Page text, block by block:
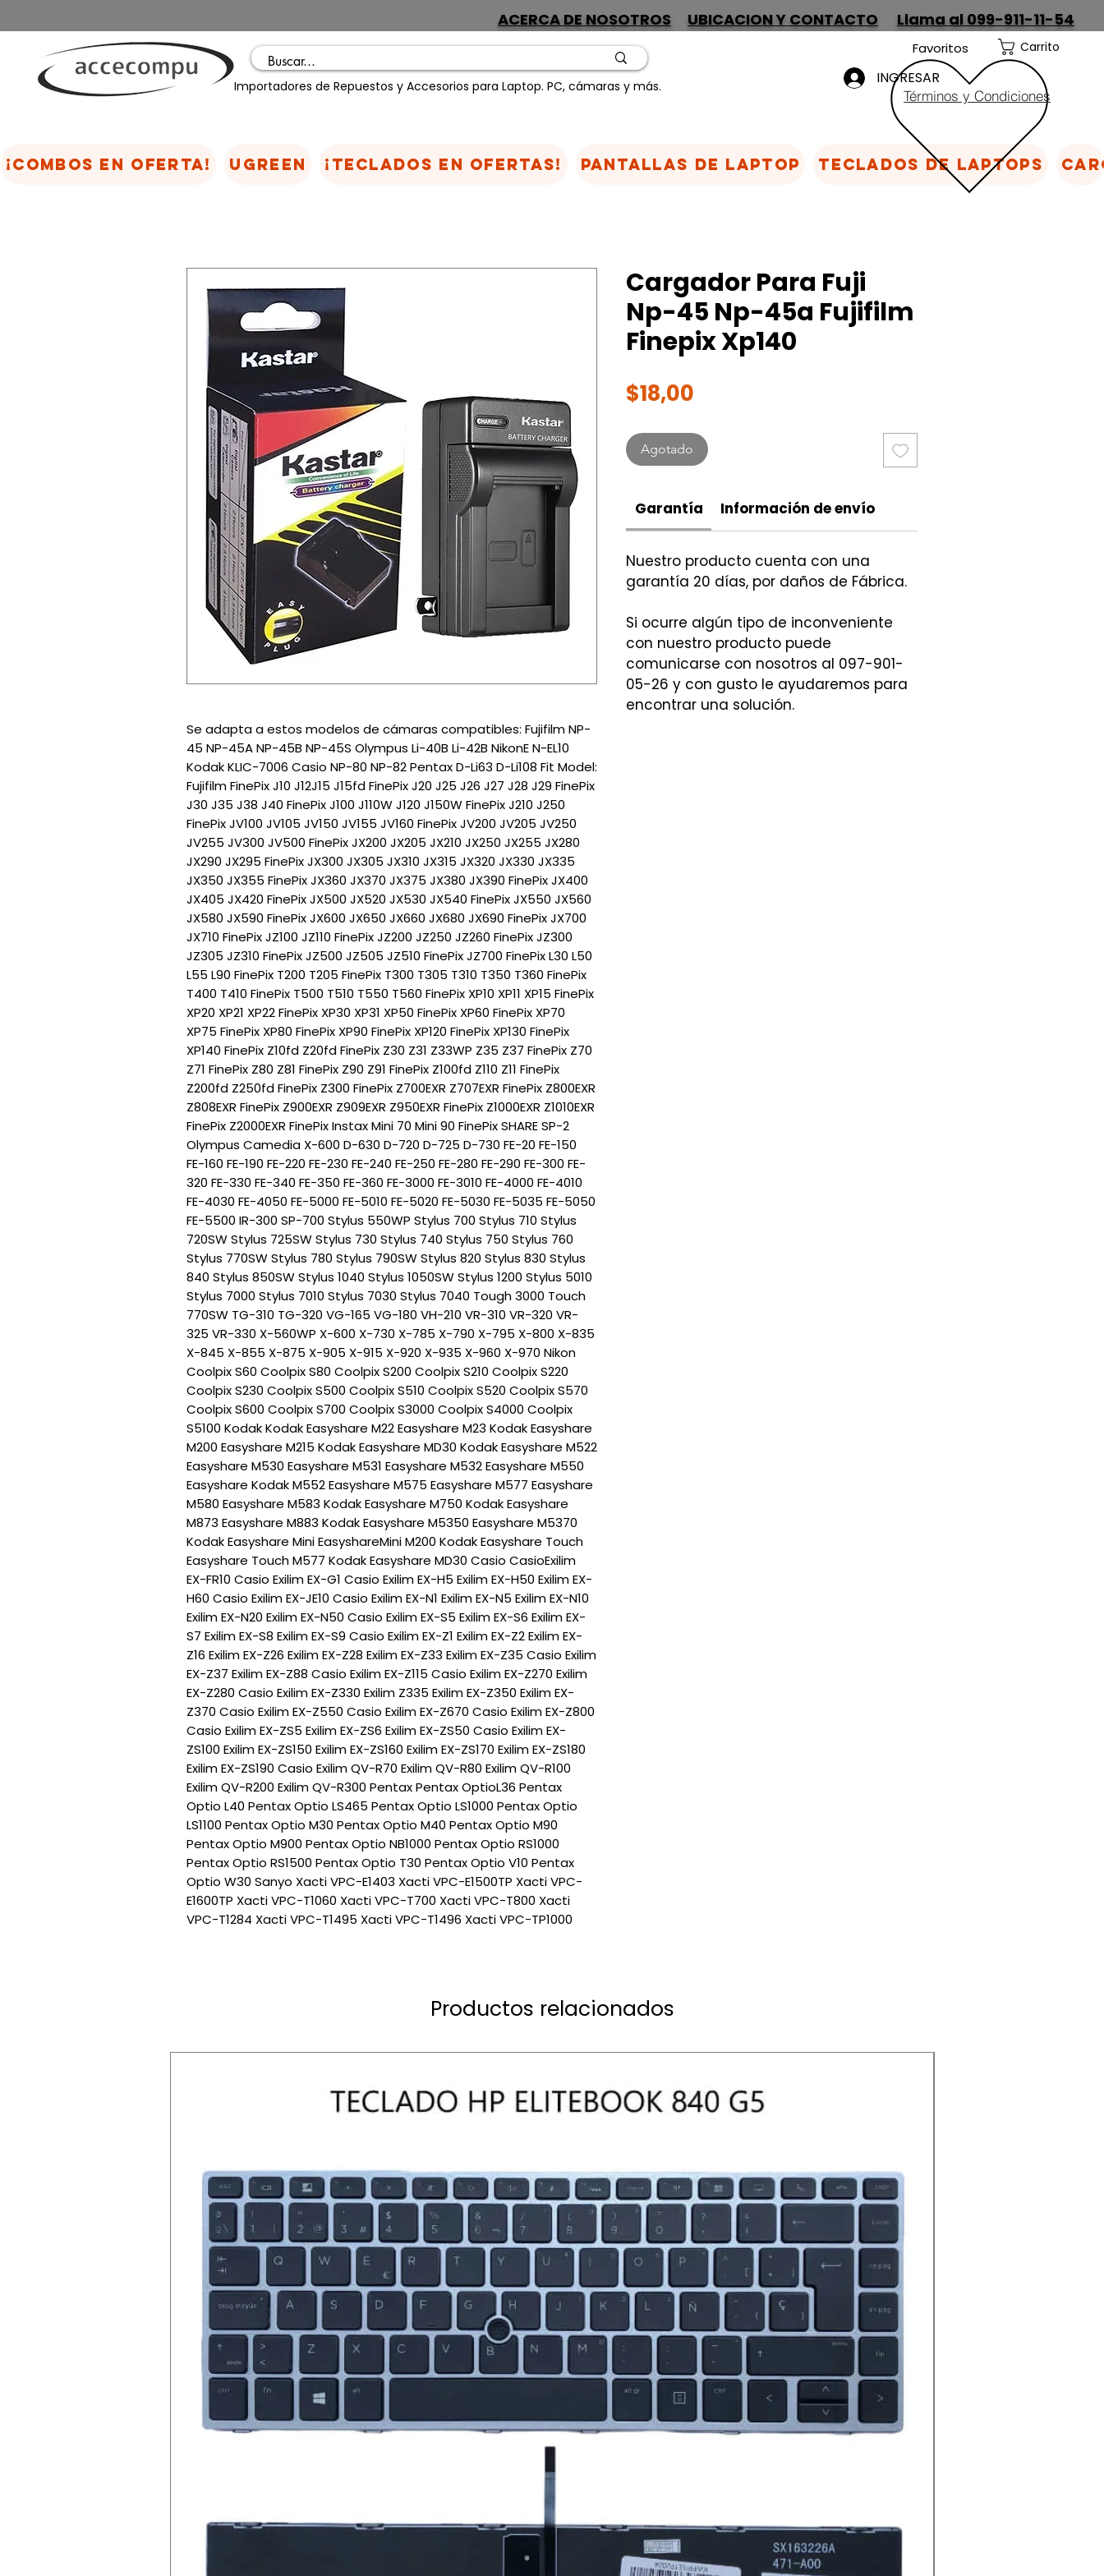
ACERCA DE NOSOTROS UBICACION Y CONTACTO Llama al 099-911-11-54
Importadores de Repuestos y Accesorios para Laptop. PC, cámaras y más.
Favoritos Carrito
Términos y Condiciones
INGRESAR
Se adapta a estos modelos de cámaras compatibles: Fujifilm NP-
45 NP-45A NP-45B NP-45S Olympus Li-40B Li-42B NikonE N-EL10
Kodak KLIC-7006 Casio NP-80 NP-82 Pentax D-Li63 D-Li108 Fit Model:
Fujifilm FinePix J10 J12J15 J15fd FinePix J20 J25 J26 J27 J28 J29 FinePix
J30 J35 J38 J40 FinePix J100 J110W J120 J150W FinePix J210 J250
FinePix JV100 JV105 JV150 JV155 JV160 FinePix JV200 JV205 JV250
JV255 JV300 JV500 FinePix JX200 JX205 JX210 JX250 JX255 JX280
JX290 JX295 FinePix JX300 JX305 JX310 JX315 JX320 JX330 JX335
JX350 JX355 FinePix JX360 JX370 JX375 JX380 JX390 FinePix JX400
JX405 JX420 FinePix JX500 JX520 JX530 JX540 FinePix JX550 JX560
JX580 JX590 FinePix JX600 JX650 JX660 JX680 JX690 FinePix JX700
JX710 FinePix JZ100 JZ110 FinePix JZ200 JZ250 JZ260 FinePix JZ300
JZ305 JZ310 FinePix JZ500 JZ505 JZ510 FinePix JZ700 FinePix L30 L50
L55 L90 FinePix T200 T205 FinePix T300 T305 T310 T350 T360 FinePix
T400 T410 FinePix T500 T510 T550 T560 FinePix XP10 XP11 XP15 FinePix
XP20 XP21 XP22 FinePix XP30 XP31 XP50 FinePix XP60 FinePix XP70
XP75 FinePix XP80 FinePix XP90 FinePix XP120 FinePix XP130 FinePix
XP140 FinePix Z10fd Z20fd FinePix Z30 Z31 Z33WP Z35 Z37 FinePix Z70
Z71 FinePix Z80 Z81 FinePix Z90 Z91 FinePix Z100fd Z110 Z11 FinePix
Z200fd Z250fd FinePix Z300 FinePix Z700EXR Z707EXR FinePix Z800EXR
Z808EXR FinePix Z900EXR Z909EXR Z950EXR FinePix Z1000EXR Z1010EXR
FinePix Z2000EXR FinePix Instax Mini 70 Mini 90 FinePix SHARE SP-2
Olympus Camedia X-600 D-630 D-720 D-725 D-730 FE-20 FE-150
FE-160 FE-190 FE-220 FE-230 FE-240 FE-250 FE-280 FE-290 FE-300 FE-
320 FE-330 FE-340 FE-350 FE-360 FE-3000 FE-3010 FE-4000 FE-4010
FE-4030 FE-4050 FE-5000 FE-5010 FE-5020 FE-5030 FE-5035 FE-5050
FE-5500 IR-300 SP-700 Stylus 550WP Stylus 700 Stylus 710 Stylus
720SW Stylus 725SW Stylus 730 Stylus 740 Stylus 750 Stylus 760
Stylus 770SW Stylus 780 Stylus 790SW Stylus 820 Stylus 830 Stylus
840 Stylus 850SW Stylus 1040 Stylus 1050SW Stylus 1200 Stylus 5010
Stylus 7000 Stylus 7010 Stylus 7030 Stylus 7040 Tough 3000 Touch
770SW TG-310 TG-320 VG-165 VG-180 VH-210 VR-310 VR-320 VR-
325 VR-330 X-560WP X-600 X-730 X-785 X-790 X-795 X-800 X-835
X-845 X-855 X-875 X-905 X-915 X-920 X-935 X-960 X-970 Nikon
Coolpix S60 Coolpix S80 Coolpix S200 Coolpix S210 Coolpix S220
Coolpix S230 Coolpix S500 Coolpix S510 Coolpix S520 Coolpix S570
Coolpix S600 Coolpix S700 Coolpix S3000 Coolpix S4000 Coolpix
S5100 Kodak Kodak Easyshare M22 Easyshare M23 Kodak Easyshare
M200 Easyshare M215 Kodak Easyshare MD30 Kodak Easyshare M522
Easyshare M530 Easyshare M531 Easyshare M532 Easyshare M550
Easyshare Kodak M552 Easyshare M575 Easyshare M577 Easyshare
M580 Easyshare M583 Kodak Easyshare M750 Kodak Easyshare
M873 Easyshare M883 Kodak Easyshare M5350 Easyshare M5370
Kodak Easyshare Mini EasyshareMini M200 Kodak Easyshare Touch
Easyshare Touch M577 Kodak Easyshare MD30 Casio CasioExilim
EX-FR10 Casio Exilim EX-G1 Casio Exilim EX-H5 Exilim EX-H50 Exilim EX-
H60 Casio Exilim EX-JE10 Casio Exilim EX-N1 Exilim EX-N5 Exilim EX-N10
Exilim EX-N20 Exilim EX-N50 Casio Exilim EX-S5 Exilim EX-S6 Exilim EX-
S7 Exilim EX-S8 Exilim EX-S9 Casio Exilim EX-Z1 Exilim EX-Z2 Exilim EX-
Z16 Exilim EX-Z26 Exilim EX-Z28 Exilim EX-Z33 Exilim EX-Z35 Casio Exilim
EX-Z37 Exilim EX-Z88 Casio Exilim EX-Z115 Casio Exilim EX-Z270 Exilim
EX-Z280 Casio Exilim EX-Z330 Exilim Z335 Exilim EX-Z350 Exilim EX-
Z370 Casio Exilim EX-Z550 Casio Exilim EX-Z670 Casio Exilim EX-Z800
Casio Exilim EX-ZS5 Exilim EX-ZS6 Exilim EX-ZS50 Casio Exilim EX-
ZS100 Exilim EX-ZS150 Exilim EX-ZS160 Exilim EX-ZS170 Exilim EX-ZS180
Exilim EX-ZS190 Casio Exilim QV-R70 Exilim QV-R80 Exilim QV-R100
Exilim QV-R200 Exilim QV-R300 Pentax Pentax OptioL36 Pentax
Optio L40 Pentax Optio LS465 Pentax Optio LS1000 Pentax Optio
LS1100 Pentax Optio M30 Pentax Optio M40 Pentax Optio M90
Pentax Optio M900 Pentax Optio NB1000 Pentax Optio RS1000
Pentax Optio RS1500 Pentax Optio T30 Pentax Optio V10 Pentax
Optio W30 Sanyo Xacti VPC-E1403 Xacti VPC-E1500TP Xacti VPC-
E1600TP Xacti VPC-T1060 Xacti VPC-T700 Xacti VPC-T800 Xacti
VPC-T1284 Xacti VPC-T1495 Xacti VPC-T1496 Xacti VPC-TP1000
Cargador Para Fuji
Np-45 Np-45a Fujifilm
Finepix Xp140
$18,00
Agotado
Garantía Información de envío
Nuestro producto cuenta con una
garantía 20 días, por daños de Fábrica.
Si ocurre algún tipo de inconveniente
con nuestro producto puede
comunicarse con nosotros al 097-901-
05-26 y con gusto le ayudaremos para
encontrar una solución.
Productos relacionados
¡COMBOS EN OFERTA! UGREEN ¡TECLADOS EN OFERTAS! Pantallas de Laptop Teclados de laptops